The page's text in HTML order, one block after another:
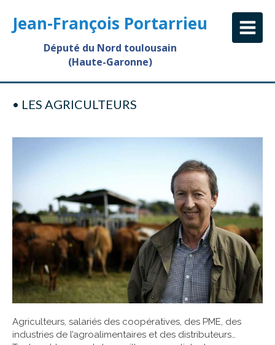
Jean-François Portarrieu
Député du Nord toulousain
(Haute-Garonne)
• LES AGRICULTEURS
Agriculteurs, salariés des coopératives, des PME, des
industries de l’agroalimentaires et des distributeurs…